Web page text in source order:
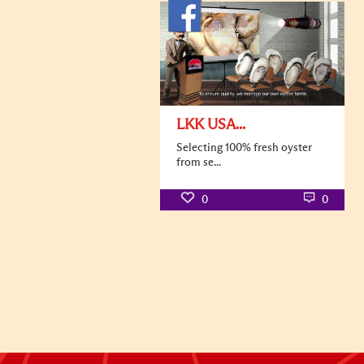
LKK USA...
Selecting 100% fresh oyster
from se...
0 0